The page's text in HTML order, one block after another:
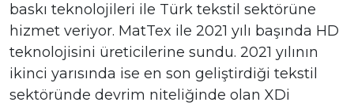
baskı teknolojileri ile Türk tekstil sektörüne
hizmet veriyor. MatTex ile 2021 yılı başında HD
teknolojisini üreticilerine sundu. 2021 yılının
ikinci yarısında ise en son geliştirdiği tekstil
sektöründe devrim niteliğinde olan XDi